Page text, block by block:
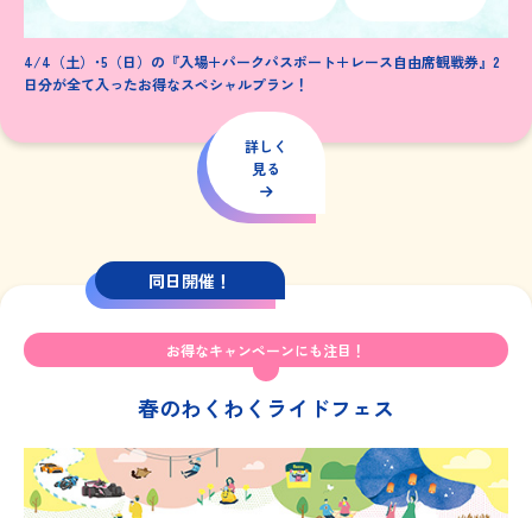
4/4（土）･5（日）の『入場＋パークパスポート＋レース自由席観戦券』2
日分が全て入ったお得なスペシャルプラン！
詳しく
見る
同日開催！
お得なキャンペーンにも注目！
春のわくわくライドフェス